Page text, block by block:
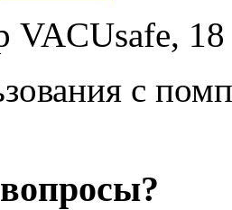
VACUsafe,
с